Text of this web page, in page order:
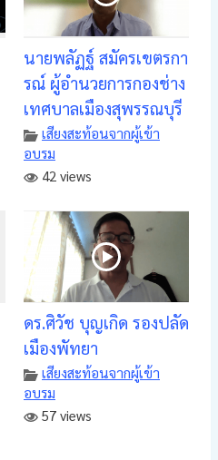
นายพลัฏฐ์ สมัครเขตรกา
รณ์ ผู้อำนวยการกองช่าง
เทศบาลเมืองสุพรรณบุรี
เสียงสะท้อนจากผู้เข้า
อบรม
42 views
ดร.ศิวัช บุญเกิด รองปลัด
เมืองพัทยา
เสียงสะท้อนจากผู้เข้า
อบรม
57 views